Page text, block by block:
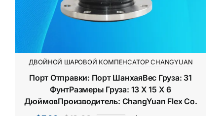
ДВОЙНОЙ ШАРОВОЙ КОМПЕНСАТОР CHANGYUAN
Порт Отправки: Порт ШанхаяВес Груза: 31
ФунтРазмеры Груза: 13 X 15 X 6
ДюймовПроизводитель: ChangYuan Flex Co.